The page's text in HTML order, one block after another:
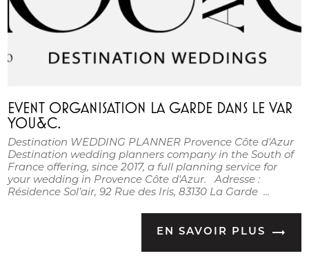
EVENT ORGANISATION LA GARDE DANS LE VAR
YOU&C.
Destination WEDDING PLANNER Provence Côte d'Azur
Destination wedding planners company in the South of
France offering, since 2017, a full planning service for
your wedding in Provence Côte d'Azur. Adresse :
Résidence Sol’air, 92 Rue des Iris, 83130 La Garde ...
EN SAVOIR PLUS